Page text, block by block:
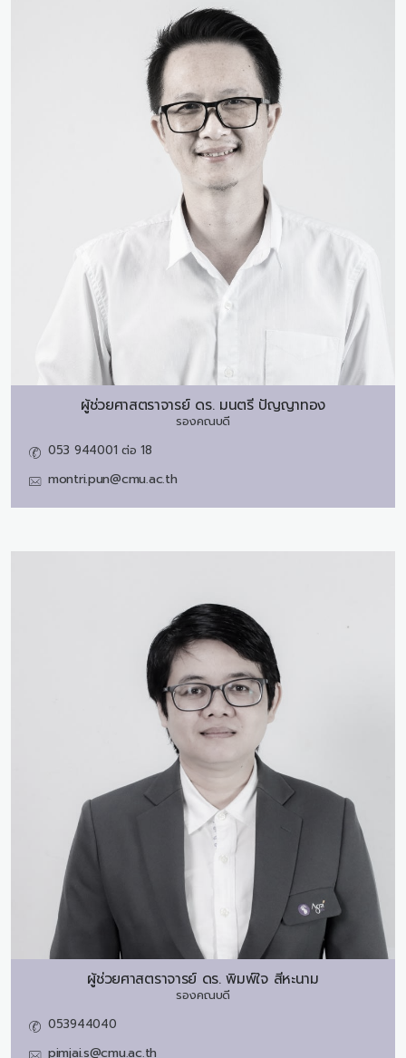
ผู้ช่วยศาสตราจารย์ ดร. มนตรี ปัญญาทอง
รองคณบดี
053 944001 ต่อ 18
montri.pun@cmu.ac.th
ผู้ช่วยศาสตราจารย์ ดร. พิมพ์ใจ สีหะนาม
รองคณบดี
053944040
pimjai.s@cmu.ac.th